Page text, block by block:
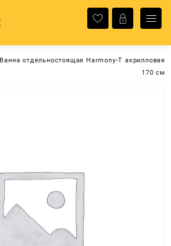
Ванна отдельностоящая Harmony-T акрилловая
170 cм